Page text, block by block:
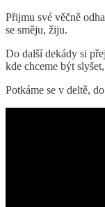
Přijmu své věčně
se směju, žiju.
Do další dekády si
kde chceme být
Potkáme se v deltě,